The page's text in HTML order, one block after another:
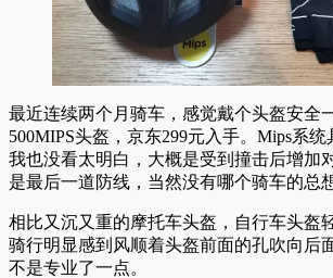
最近连续两个月骑车，感觉戴个头盔安全
500MIPS头盔，京东299元入手。Mips系
我也没看太明白，大概是受到撞击后增加
是最后一道防线，当然没有哪个骑车的总
相比又沉又重的摩托车头盔，自行车头盔
骑行明显感到风顺着头盔前面的孔吹向后
不是专业了一点。